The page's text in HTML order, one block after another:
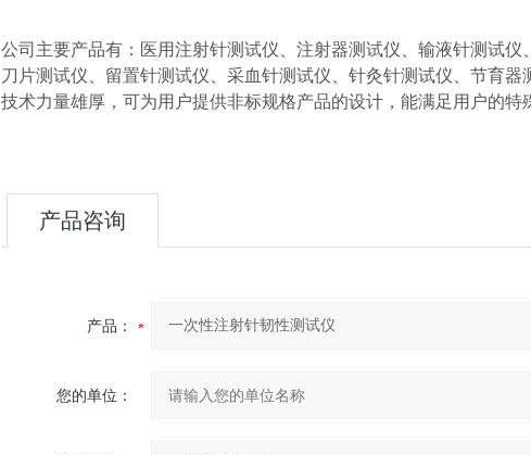
公司主要产品有：医用注射针测试仪、注射器测试仪、输液针测试
刀片测试仪、留置针测试仪、采血针测试仪、针灸针测试仪、节育
技术力量雄厚，可为用户提供非标规格产品的设计，能满足用户的特
产品咨询
产品：
您的单位：